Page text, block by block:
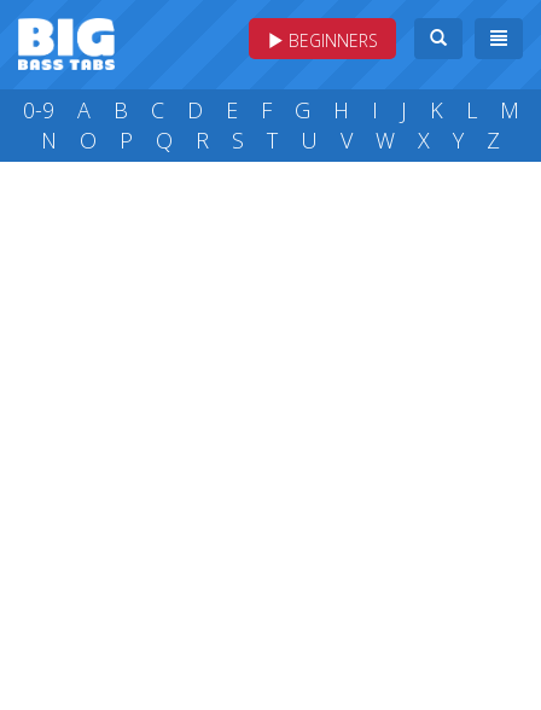
BEGINNERS
0-9 A B C D E F G H I J K L
M
N
O P Q R S T U V W X Y Z